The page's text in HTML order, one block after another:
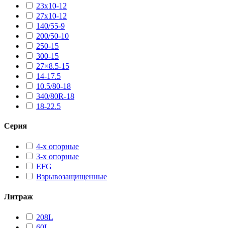
23х10-12
27х10-12
140/55-9
200/50-10
250-15
300-15
27×8.5-15
14-17.5
10.5/80-18
340/80R-18
18-22.5
Серия
4-х опорные
3-х опорные
EFG
Взрывозащищенные
Литраж
208L